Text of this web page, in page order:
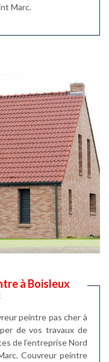
Marc.
à Boisleux
peintre pas cher à
de vos travaux de
de l’entreprise Nord
Couvreur peintre